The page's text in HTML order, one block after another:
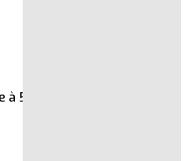
à 500 francs